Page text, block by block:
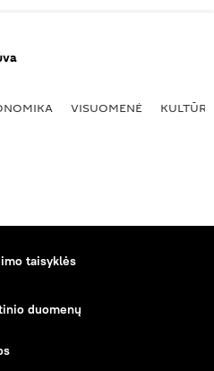
VISUOMENĖ KULTŪRA
taisyklės
duomenų